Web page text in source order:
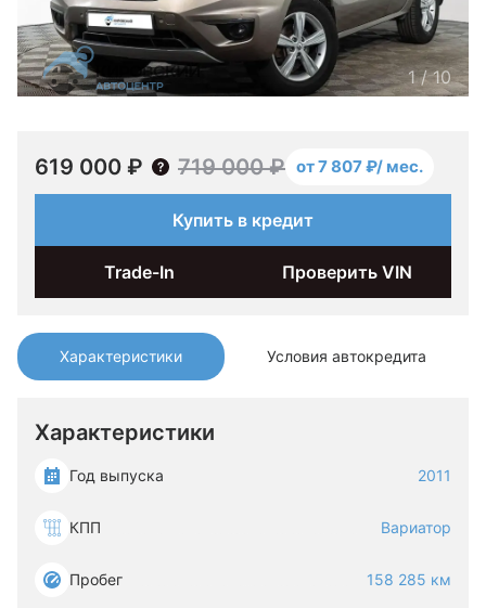
Характеристики Условия автокредита
Характеристики
Год выпуска 2011
КПП Вариатор
Пробег 158 285 км
1/10
619 000 ₽ 719 000 ₽ от 7 807 ₽/ мес.
Купить в кредит
Trade-In Проверить VIN